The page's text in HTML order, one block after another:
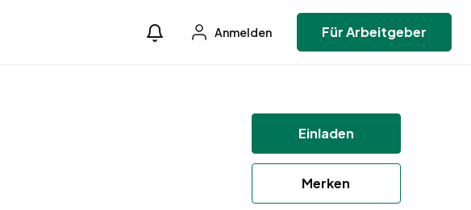
Anmelden Für Arbeitgeber
Einladen
Merken